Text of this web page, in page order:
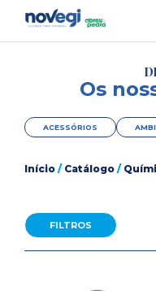
Os
ACESSÓRIOS
Início / Catálogo /
FILTROS